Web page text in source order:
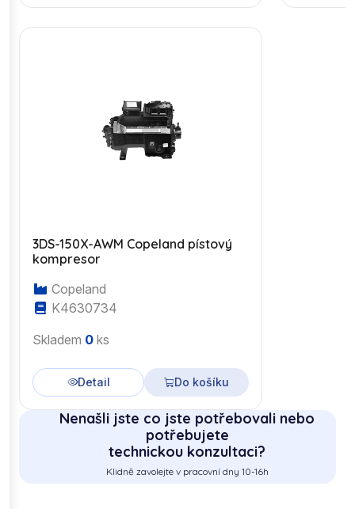
3DS-150X-AWM Copeland pístový
kompresor
Copeland
K4630734
Skladem 0 ks
Detail Do košíku
Nenašli jste co jste potřebovali nebo
potřebujete
technickou konzultaci?
Klidně zavolejte v pracovní dny 10-16h